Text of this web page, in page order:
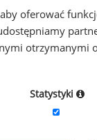
oferować
otrzymanymi
Statystyki